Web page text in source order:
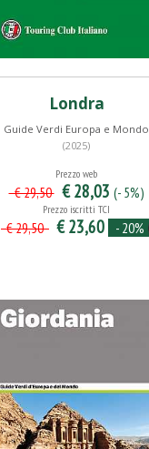
Londra
Guide Verdi Europa e Mondo
(2025)
Prezzo web
€ 29,50 € 28,03 (- 5%)
Prezzo iscritti TCI
€ 29,50 € 23,60 - 20%